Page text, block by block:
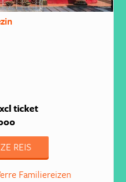
ticket
REIS
Familiereizen